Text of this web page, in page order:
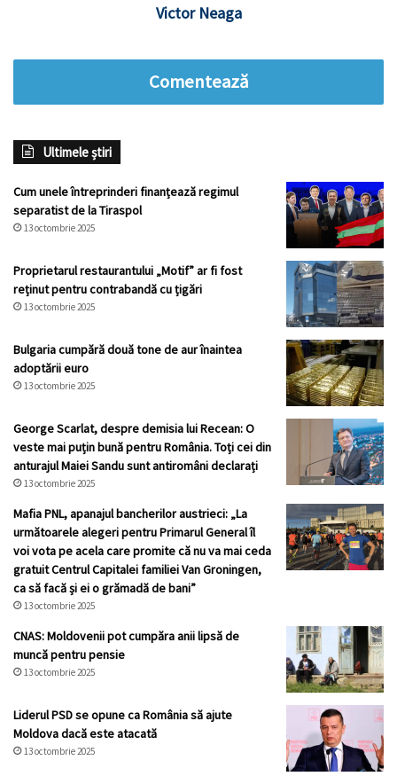
Victor Neaga
Comentează
Ultimele știri
Cum unele întreprinderi finanțează regimul
separatist de la Tiraspol
13 octombrie 2025
Proprietarul restaurantului „Motif” ar fi fost
reținut pentru contrabandă cu țigări
13 octombrie 2025
Bulgaria cumpără două tone de aur înaintea
adoptării euro
13 octombrie 2025
George Scarlat, despre demisia lui Recean: O
veste mai puțin bună pentru România. Toți cei din
anturajul Maiei Sandu sunt antiromâni declarați
13 octombrie 2025
Mafia PNL, apanajul bancherilor austrieci: „La
următoarele alegeri pentru Primarul General îl
voi vota pe acela care promite că nu va mai ceda
gratuit Centrul Capitalei familiei Van Groningen,
ca să facă și ei o grămadă de bani”
13 octombrie 2025
CNAS: Moldovenii pot cumpăra anii lipsă de
muncă pentru pensie
13 octombrie 2025
Liderul PSD se opune ca România să ajute
Moldova dacă este atacată
13 octombrie 2025